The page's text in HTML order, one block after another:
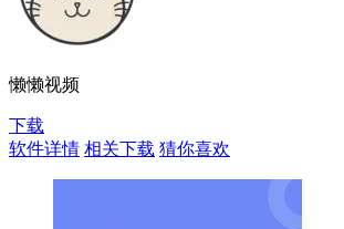
懒懒视频
下载
软件详情 相关下载 猜你喜欢